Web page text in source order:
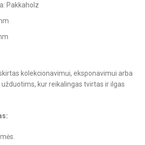
Pakkaholz
kolekcionavimui, eksponavimui arba
kur reikalingas tvirtas ir ilgas